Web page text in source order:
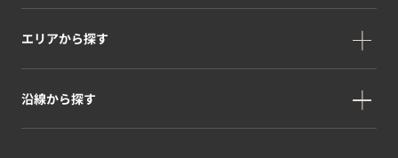
エリアから探す
沿線から探す